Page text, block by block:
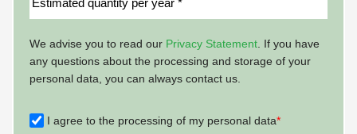
We advise you to read our Privacy Statement . If you have
any questions about the processing and storage of your
personal data, you can always contact us.
I agree to the processing of my personal data*